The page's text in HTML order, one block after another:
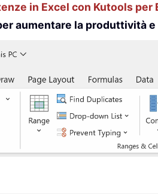
in Excel con Kutools
aumentare la produttività e